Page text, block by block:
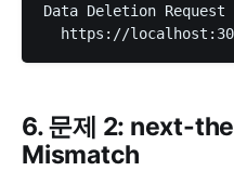
Data Deletion Request
6. 문제 2: next-
Mismatch